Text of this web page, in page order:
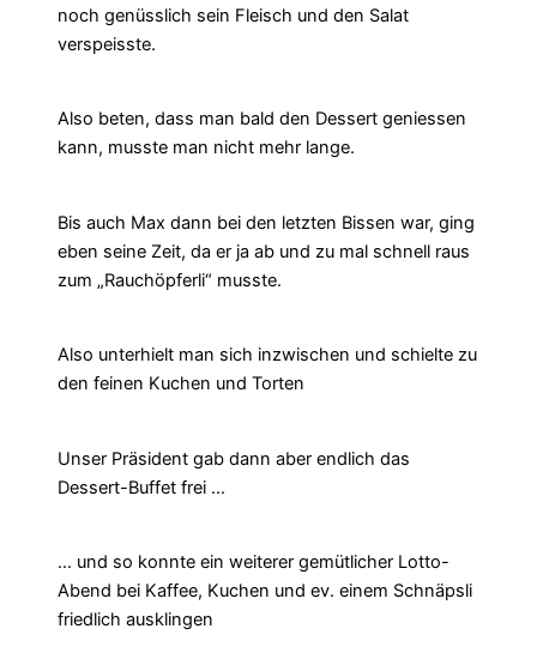
noch genüsslich sein Fleisch und den Salat
verspeisste.
Also beten, dass man bald den Dessert geniessen
kann, musste man nicht mehr lange.
Bis auch Max dann bei den letzten Bissen war, ging
eben seine Zeit, da er ja ab und zu mal schnell raus
zum „Rauchöpferli“ musste.
Also unterhielt man sich inzwischen und schielte zu
den feinen Kuchen und Torten
Unser Präsident gab dann aber endlich das
Dessert-Buffet frei …
… und so konnte ein weiterer gemütlicher Lotto-
Abend bei Kaffee, Kuchen und ev. einem Schnäpsli
friedlich ausklingen